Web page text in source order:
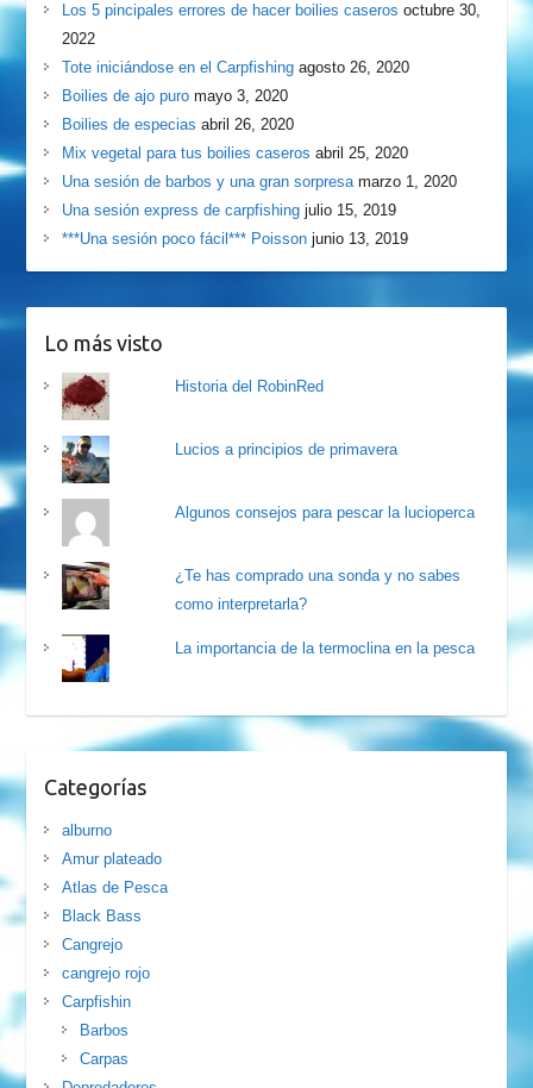
Los 5 pincipales errores de hacer boilies caseros octubre 30,
2022
Tote iniciándose en el Carpfishing agosto 26, 2020
Boilies de ajo puro mayo 3, 2020
Boilies de especias abril 26, 2020
Mix vegetal para tus boilies caseros abril 25, 2020
Una sesión de barbos y una gran sorpresa marzo 1, 2020
Una sesión express de carpfishing julio 15, 2019
***Una sesión poco fácil*** Poisson junio 13, 2019
Lo más visto
Historia del RobinRed
Lucios a principios de primavera
Algunos consejos para pescar la lucioperca
¿Te has comprado una sonda y no sabes
como interpretarla?
La importancia de la termoclina en la pesca
Categorías
alburno
Amur plateado
Atlas de Pesca
Black Bass
Cangrejo
cangrejo rojo
Carpfishin
Barbos
Carpas